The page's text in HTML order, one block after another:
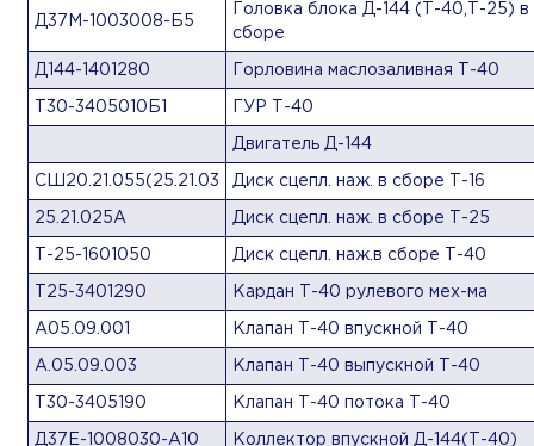
Д37М-1003008-Б5
Головка блока Д-144 (Т-40,Т-25) в
сборе
Д144-1401280 Горловина маслозаливная Т-40
Т30-3405010Б1 ГУР Т-40
Двигатель Д-144
СШ20.21.055(25.21.03 Диск сцепл. наж. в сборе Т-16
25.21.025А Диск сцепл. наж. в сборе Т-25
Т-25-1601050 Диск сцепл. наж.в сборе Т-40
Т25-3401290 Кардан Т-40 рулевого мех-ма
А05.09.001 Клапан Т-40 впускной Т-40
А.05.09.003 Клапан Т-40 выпускной Т-40
Т30-3405190 Клапан Т-40 потока Т-40
Д37Е-1008030-А10 Коллектор впускной Д-144(Т-40)